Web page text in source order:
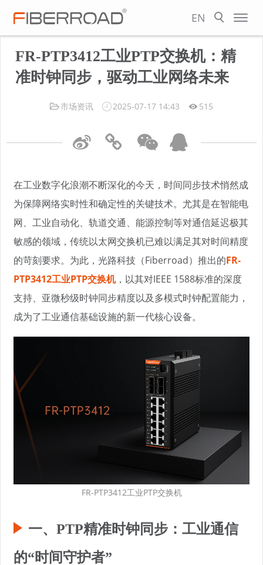
EN
FR-PTP3412工业PTP交换机：精
准时钟同步，驱动工业网络未来
市场资讯 2025-07-17 14:43 515
在工业数字化浪潮不断深化的今天，时间同步技术悄然成
为保障网络实时性和确定性的关键技术。尤其是在智能电
网、工业自动化、轨道交通、能源控制等对通信延迟极其
敏感的领域，传统以太网交换机已难以满足其对时间精度
的苛刻要求。为此，光路科技（Fiberroad）推出的FR-
PTP3412工业PTP交换机，以其对IEEE 1588标准的深度
支持、亚微秒级时钟同步精度以及多模式时钟配置能力，
成为了工业通信基础设施的新一代核心设备。
FR-PTP3412工业PTP交换机
一、PTP精准时钟同步：工业通信
的“时间守护者”